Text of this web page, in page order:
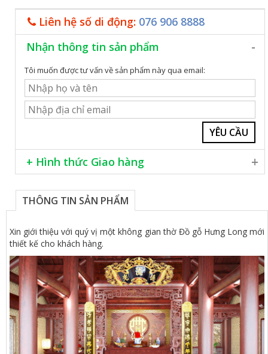
TRỢ
GIÚP
HÀNG
Liên hệ số di động: 076 906 8888
Nhận thông tin sản phẩm
Tôi muốn được tư vấn về sản phẩm này qua email:
+ Hình thức Giao hàng
Lắp đặt miễn phí trong nội thành Hà Nội
Phương thức thanh toán chuyển khoản, hoặc tiền mặt
THÔNG TIN SẢN PHẨM
Xin giới thiệu với quý vị một không gian thờ Đồ gỗ Hưng Long mới
thiết kế cho khách hàng.